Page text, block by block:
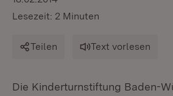
Lesezeit: 2 Minuten
Teilen Text vorlesen
Die Kinderturnstiftung Baden-